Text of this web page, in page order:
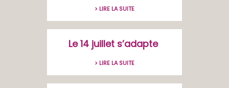
> LIRE LA SUITE
Le 14 juillet s’adapte
> LIRE LA SUITE